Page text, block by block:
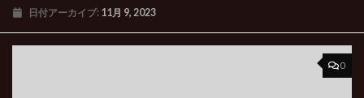
日付アーカイブ: 11月 9, 2023
0